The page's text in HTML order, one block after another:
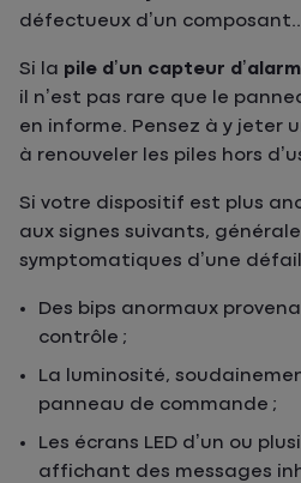
défectueux d’un
Si la pile d’un capteur
il n’est pas rare que le
en informe. Pensez à y jeter
à renouveler les piles hors
Si votre dispositif est plus
aux signes suivants,
symptomatiques d’une
Des bips anormaux
contrôle ;
La luminosité,
panneau de commande ;
Les écrans LED d’un ou
affichant des messages